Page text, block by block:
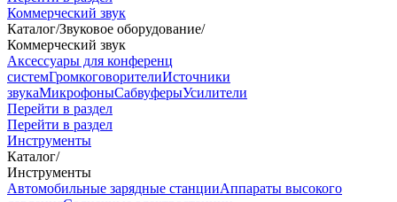
Коммерческий звук
Каталог/Звуковое оборудование/
Коммерческий звук
Аксессуары для конференц
системГромкоговорителиИсточники
звукаМикрофоныСабвуферыУсилители
Перейти в раздел
Перейти в раздел
Инструменты
Каталог/
Инструменты
Автомобильные зарядные станцииАппараты высокого